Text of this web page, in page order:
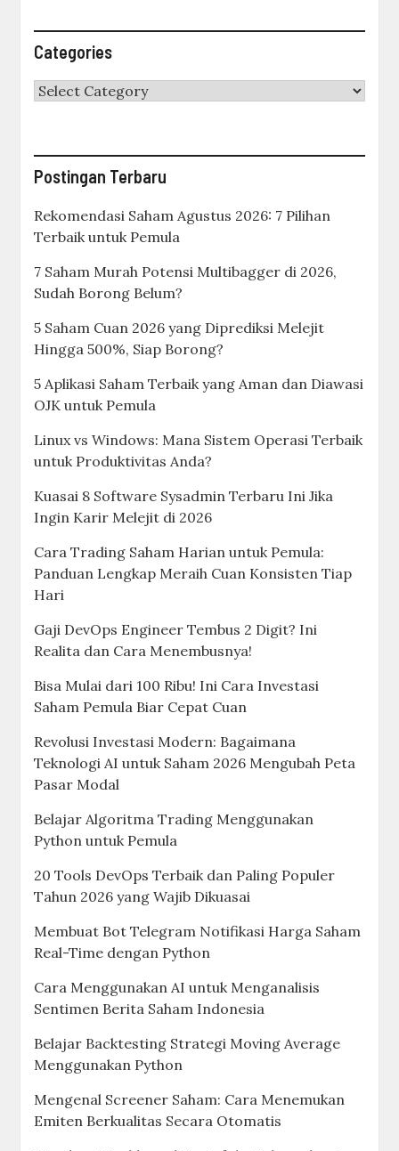
untuk Produktivitas Anda?
Kuasai 8 Software Sysadmin Terbaru Ini Jika
Ingin Karir Melejit di 2026
Panduan Lengkap Meraih Cuan Konsisten Tiap
Hari
Gaji DevOps Engineer Tembus 2 Digit? Ini
Realita dan Cara Menembusnya!
Bisa Mulai dari 100 Ribu! Ini Cara Investasi
Saham Pemula Biar Cepat Cuan
Revolusi Investasi Modern: Bagaimana
Teknologi AI untuk Saham 2026 Mengubah Peta
Belajar Algoritma Trading Menggunakan
20 Tools DevOps Terbaik dan Paling Populer
Membuat Bot Telegram Notifikasi Harga Saham
Cara Menggunakan AI untuk Menganalisis
Sentimen Berita Saham Indonesia
Belajar Backtesting Strategi Moving Average
Menggunakan Python
Mengenal Screener Saham: Cara Menemukan
Emiten Berkualitas Secara Otomatis
Membuat Dashboard Portofolio Saham dengan
Streamlit dan Python
Cara Mengambil Data Harga Saham Indonesia
Menggunakan Python dan yfinance
Otomatisasi Deployment Web: Panduan
Integrasi GitHub, AWS Amplify, dan Custom
Domain
Membuat Form Web Cantik & Responsif Tanpa
Server Menggunakan GAS dan Bootstrap 5
Bikin Sistem Pendaftaran Sendiri! Cara
Membuat Web Apps “Serverless” dengan Google
Tinggalkan Cara Manual! Panduan Lengkap
Pekerjaan